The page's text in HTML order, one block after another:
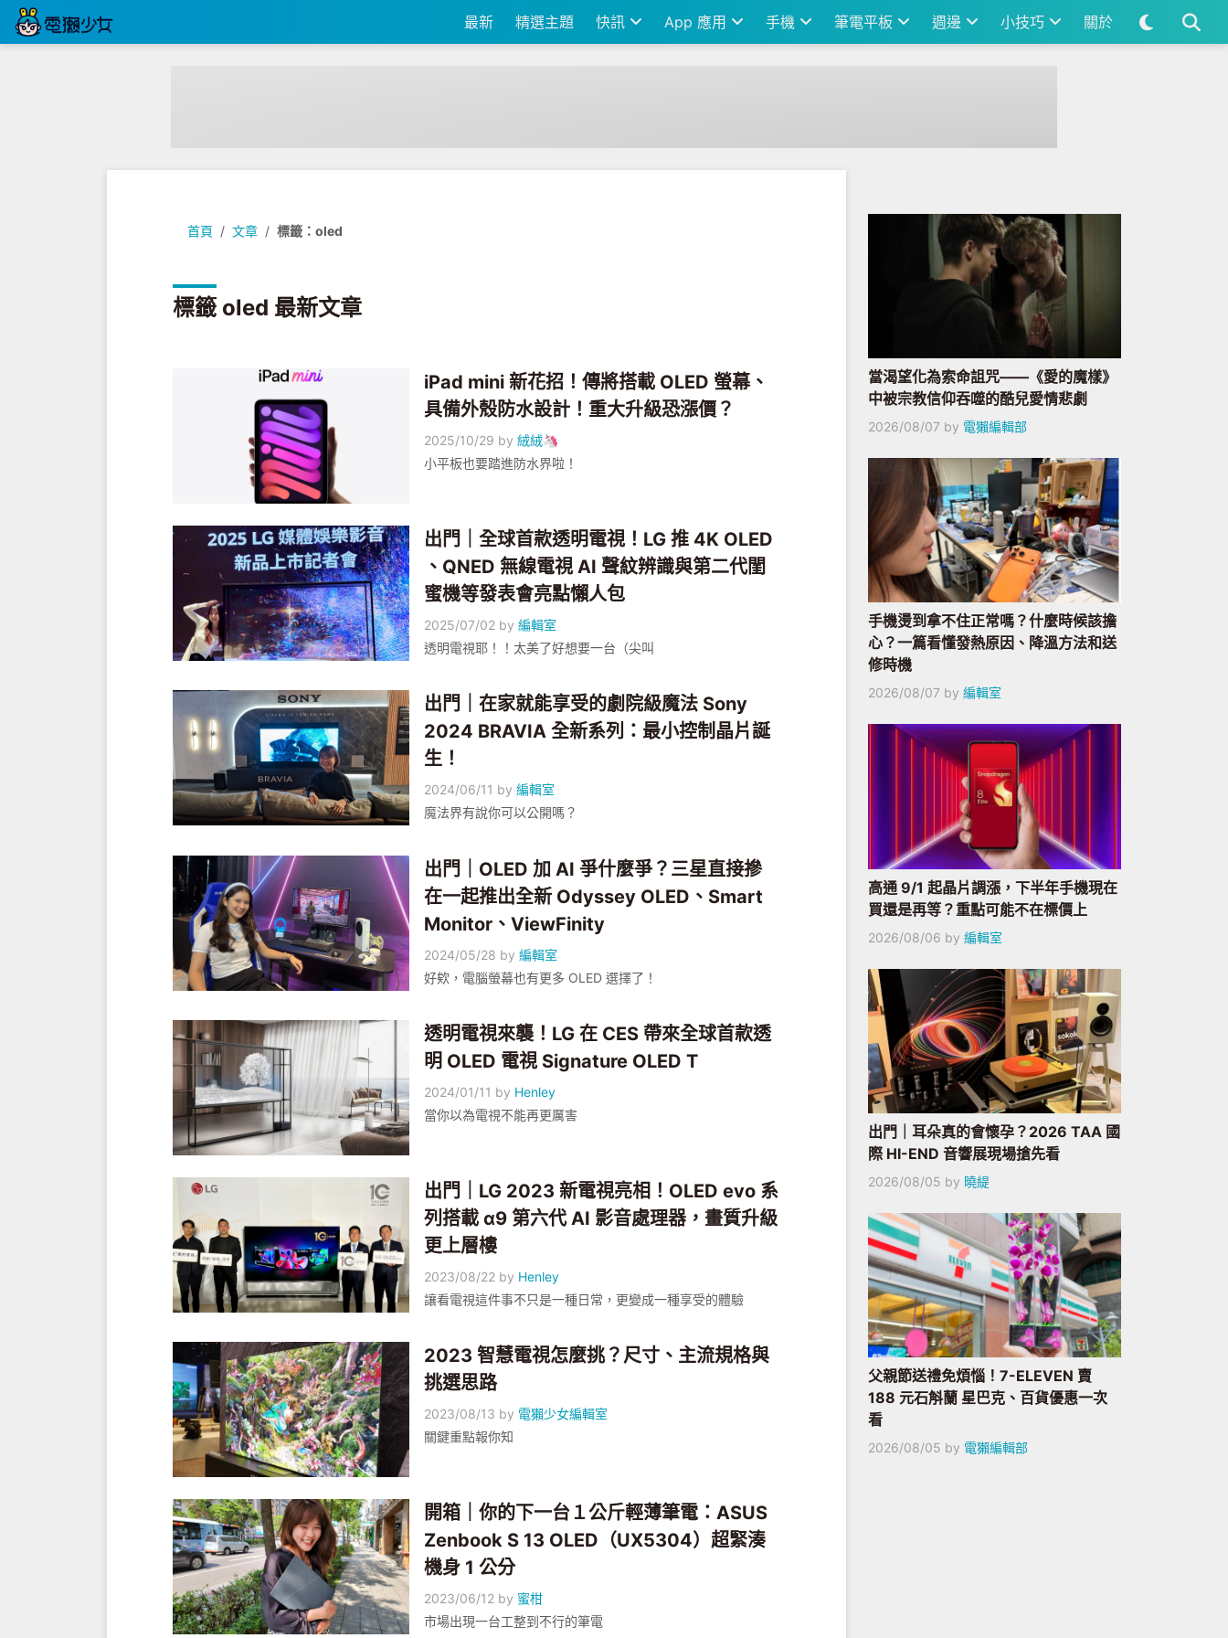
最新 精選主題 快訊 App 應用 手機 筆電平板 週邊 小技巧 關於
首頁 文章 標籤：oled
標籤 oled 最新文章
iPad mini 新花招！傳將搭載 OLED 螢幕、
具備外殼防水設計！重大升級恐漲價？
2025/10/29 by絨絨🦄
小平板也要踏進防水界啦！
出門｜全球首款透明電視！LG 推 4K OLED
、QNED 無線電視 AI 聲紋辨識與第二代閨
蜜機等發表會亮點懶人包
2025/07/02 by編輯室
透明電視耶！！太美了好想要一台（尖叫
出門｜在家就能享受的劇院級魔法 Sony
2024 BRAVIA 全新系列：最小控制晶片誕
生！
2024/06/11 by編輯室
魔法界有說你可以公開嗎？
出門｜OLED 加 AI 爭什麼爭？三星直接摻
在一起推出全新 Odyssey OLED、Smart
Monitor、ViewFinity
2024/05/28 by編輯室
好欸，電腦螢幕也有更多 OLED 選擇了！
透明電視來襲！LG 在 CES 帶來全球首款透
明 OLED 電視 Signature OLED T
2024/01/11 by Henley
當你以為電視不能再更厲害
出門｜LG 2023 新電視亮相！OLED evo 系
列搭載 α9 第六代 AI 影音處理器，畫質升級
更上層樓
2023/08/22 by Henley
讓看電視這件事不只是一種日常，更變成一種享受的體驗
2023 智慧電視怎麼挑？尺寸、主流規格與
挑選思路
2023/08/13 by 電獺少女編輯室
關鍵重點報你知
開箱｜你的下一台１公斤輕薄筆電：ASUS
Zenbook S 13 OLED（UX5304）超緊湊
機身 1 公分
2023/06/12 by 蜜柑
市場出現一台工整到不行的筆電
當渴望化為索命詛咒——《愛的魔樣》
中被宗教信仰吞噬的酷兒愛情悲劇
2026/08/07 by 電獺編輯部
手機燙到拿不住正常嗎？什麼時候該擔
心？一篇看懂發熱原因、降溫方法和送
修時機
2026/08/07 by 編輯室
高通 9/1 起晶片調漲，下半年手機現在
買還是再等？重點可能不在標價上
2026/08/06 by 編輯室
出門｜耳朵真的會懷孕？2026 TAA 國
際 HI-END 音響展現場搶先看
2026/08/05 by 曉緹
父親節送禮免煩惱！7-ELEVEN 賣
188 元石斛蘭 星巴克、百貨優惠一次
看
2026/08/05 by 電獺編輯部